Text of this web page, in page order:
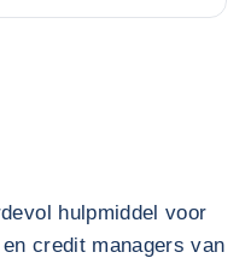
hulpmiddel voor
credit managers van